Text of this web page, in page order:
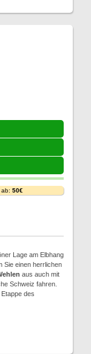
ab: 50€
Lage am Elbhang
Sie einen herrlichen
aus auch mit
Schweiz fahren.
des